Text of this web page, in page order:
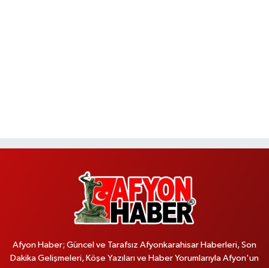
Afyon Haber; Güncel ve Tarafsız Afyonkarahisar Haberleri, Son
Dakika Gelişmeleri, Köşe Yazıları ve Haber Yorumlarıyla Afyon'un